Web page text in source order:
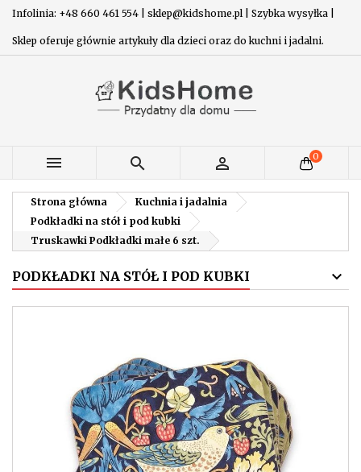
Infolinia: +48 660 461 554 | sklep@kidshome.pl | Szybka wysyłka |
Sklep oferuje głównie artykuły dla dzieci oraz do kuchni i jadalni.
   0
Strona główna
Kuchnia i jadalnia
Podkładki na stół i pod kubki
Truskawki Podkładki małe 6 szt.
PODKŁADKI NA STÓŁ I POD KUBKI